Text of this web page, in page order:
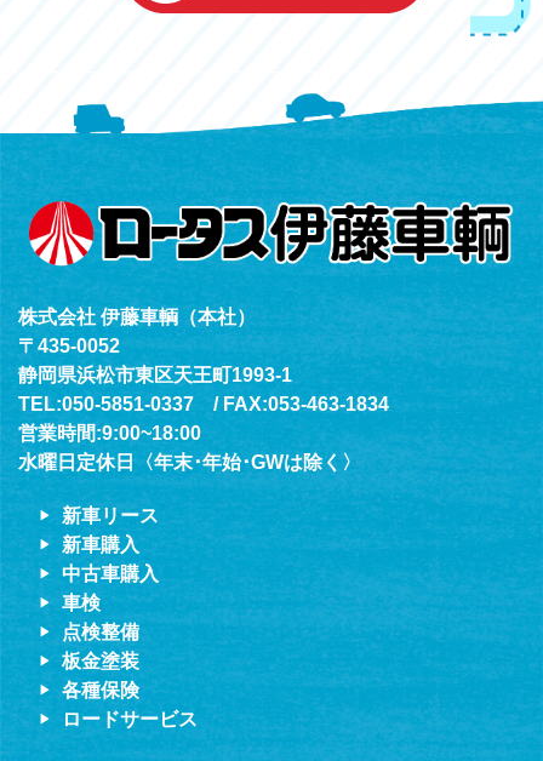
050-5851-0339
（年中無休24h対応）
株式会社 伊藤車輌（本社）
〒435-0052
静岡県浜松市東区天王町1993-1
TEL:050-5851-0337 / FAX:053-463-1834
営業時間:9:00~18:00
水曜日定休日〈年末･年始･GWは除く〉
新車リース
新車購入
中古車購入
車検
点検整備
板金塗装
各種保険
ロードサービス